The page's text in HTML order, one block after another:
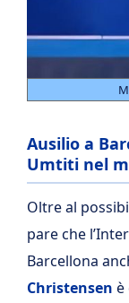
Ausilio a
Umtiti nel
Oltre al
pare che
Barcellona
Christensen è